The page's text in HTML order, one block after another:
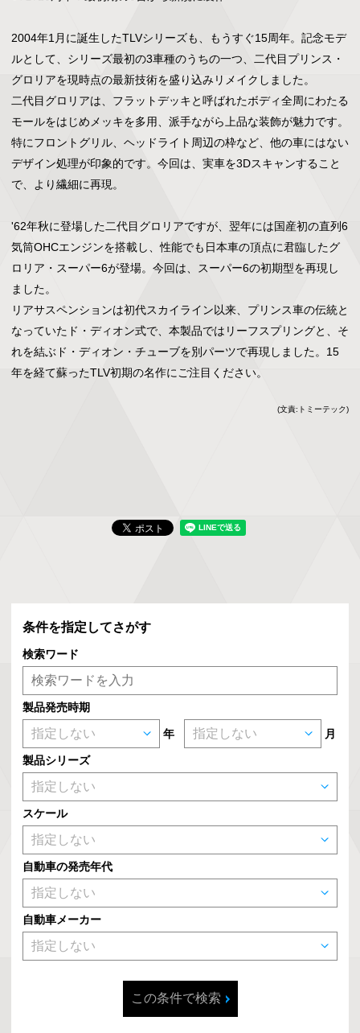
2004年1月に誕生したTLVシリーズも、もうすぐ15周年。記念モデ
ルとして、シリーズ最初の3車種のうちの一つ、二代目プリンス・
グロリアを現時点の最新技術を盛り込みリメイクしました。
二代目グロリアは、フラットデッキと呼ばれたボディ全周にわたる
モールをはじめメッキを多用、派手ながら上品な装飾が魅力です。
特にフロントグリル、ヘッドライト周辺の枠など、他の車にはない
デザイン処理が印象的です。今回は、実車を3Dスキャンすること
で、より繊細に再現。
'62年秋に登場した二代目グロリアですが、翌年には国産初の直列6
気筒OHCエンジンを搭載し、性能でも日本車の頂点に君臨したグ
ロリア・スーパー6が登場。今回は、スーパー6の初期型を再現し
ました。
リアサスペンションは初代スカイライン以来、プリンス車の伝統と
なっていたド・ディオン式で、本製品ではリーフスプリングと、そ
れを結ぶド・ディオン・チューブを別パーツで再現しました。15
年を経て蘇ったTLV初期の名作にご注目ください。
(文責:トミーテック)
条件を指定してさがす
検索ワード
製品発売時期
年 月
製品シリーズ
スケール
自動車の発売年代
自動車メーカー
この条件で検索